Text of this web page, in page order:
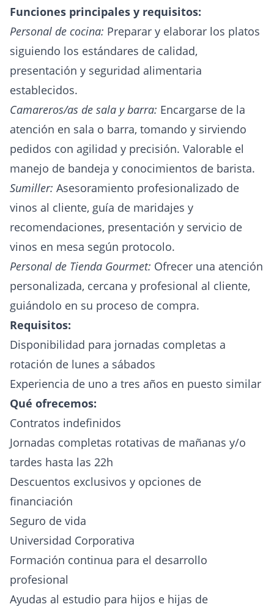
Funciones principales y requisitos:
Personal de cocina: Preparar y elaborar los platos
siguiendo los estándares de calidad,
presentación y seguridad alimentaria
establecidos.
Camareros/as de sala y barra: Encargarse de la
atención en sala o barra, tomando y sirviendo
pedidos con agilidad y precisión. Valorable el
manejo de bandeja y conocimientos de barista.
Sumiller: Asesoramiento profesionalizado de
vinos al cliente, guía de maridajes y
recomendaciones, presentación y servicio de
vinos en mesa según protocolo.
Personal de Tienda Gourmet: Ofrecer una atención
personalizada, cercana y profesional al cliente,
guiándolo en su proceso de compra.
Requisitos:
Disponibilidad para jornadas completas a
rotación de lunes a sábados
Experiencia de uno a tres años en puesto similar
Qué ofrecemos:
Contratos indefinidos
Jornadas completas rotativas de mañanas y/o
tardes hasta las 22h
Descuentos exclusivos y opciones de
financiación
Seguro de vida
Universidad Corporativa
Formación continua para el desarrollo
profesional
Ayudas al estudio para hijos e hijas de